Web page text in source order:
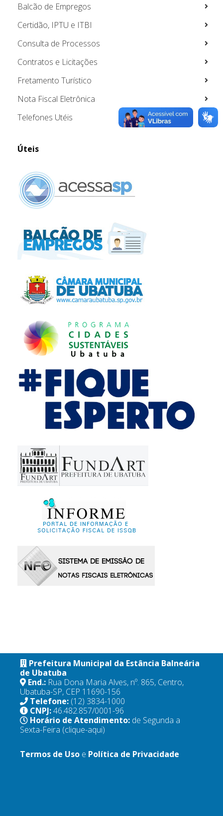
Balcão de Empregos
Certidão, IPTU e ITBI
Consulta de Processos
Contratos e Licitações
Fretamento Turístico
Nota Fiscal Eletrônica
Telefones Utéis
Úteis
Prefeitura Municipal da Estância Balneária
de Ubatuba
End.: Rua Dona Maria Alves, nº. 865, Centro,
Ubatuba-SP, CEP 11690-156
Telefone: (12) 3834-1000
CNPJ:46.482.857/0001-96
Horário de Atendimento: de Segunda a
Sexta-Feira (clique-aqui)
Termos de Uso e Política de Privacidade